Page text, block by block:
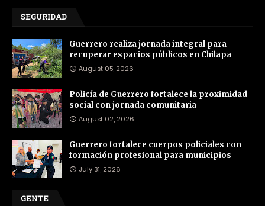
SEGURIDAD
Guerrero realiza jornada integral para
recuperar espacios públicos en Chilapa
August 05, 2026
Policía de Guerrero fortalece la proximidad
social con jornada comunitaria
August 02, 2026
Guerrero fortalece cuerpos policiales con
formación profesional para municipios
July 31, 2026
GENTE